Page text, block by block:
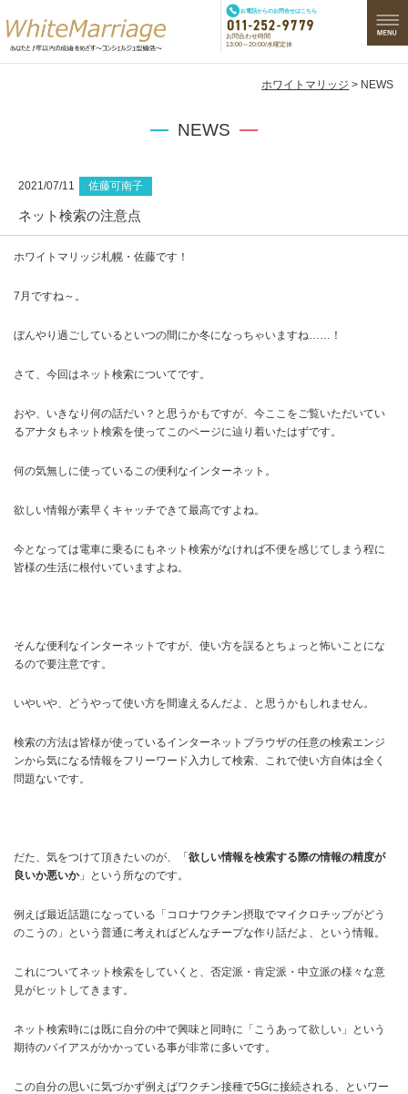
お電話からのお問合せはこちら
お問合わせ時間
13:00～20:00/水曜定休
ホワイトマリッジ > NEWS
NEWS
2021/07/11 佐藤可南子
ネット検索の注意点
ホワイトマリッジ札幌・佐藤です！
7月ですね～。
ぼんやり過ごしているといつの間にか冬になっちゃいますね……！
さて、今回はネット検索についてです。
おや、いきなり何の話だい？と思うかもですが、今ここをご覧いただいてい
るアナタもネット検索を使ってこのページに辿り着いたはずです。
何の気無しに使っているこの便利なインターネット。
欲しい情報が素早くキャッチできて最高ですよね。
今となっては電車に乗るにもネット検索がなければ不便を感じてしまう程に
皆様の生活に根付いていますよね。
そんな便利なインターネットですが、使い方を誤るとちょっと怖いことにな
るので要注意です。
いやいや、どうやって使い方を間違えるんだよ、と思うかもしれません。
検索の方法は皆様が使っているインターネットブラウザの任意の検索エンジ
ンから気になる情報をフリーワード入力して検索、これで使い方自体は全く
問題ないです。
だた、気をつけて頂きたいのが、「 欲しい情報を検索する際の情報の精度が
良いか悪いか」という所なのです。
例えば最近話題になっている「コロナワクチン摂取でマイクロチップがどう
のこうの」という普通に考えればどんなチープな作り話だよ、という情報。
これについてネット検索をしていくと、否定派・肯定派・中立派の様々な意
見がヒットしてきます。
ネット検索時には既に自分の中で興味と同時に「こうあって欲しい」という
期待のバイアスがかかっている事が非常に多いです。
この自分の思いに気づかず例えばワクチン接種で5Gに接続される、といワー